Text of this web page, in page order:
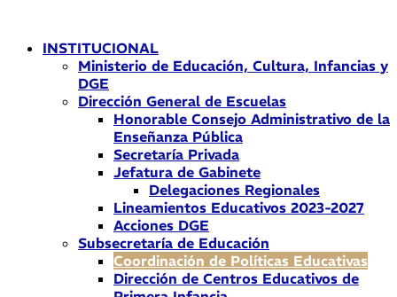
contenidoINSTITUCIONAL
Ministerio de Educación, Cultura, Infancias y
DGE
Dirección General de Escuelas
Honorable Consejo Administrativo de la
Enseñanza Pública
Secretaría Privada
Jefatura de Gabinete
Delegaciones Regionales
Lineamientos Educativos 2023-2027
Acciones DGE
Subsecretaría de Educación
Coordinación de Políticas Educativas
Dirección de Centros Educativos de